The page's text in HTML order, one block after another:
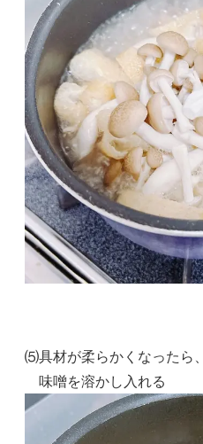
⑸具材が柔らかくなったら
味噌を溶かし入れる